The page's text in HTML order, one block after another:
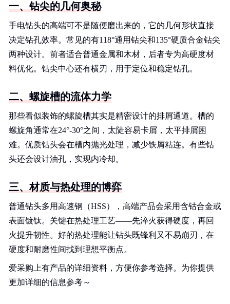
一、钻尖的几何奥秘
手电钻头的高端可不是随便磨出来的，它的几何形状直接
决定钻孔效率。常见的有118°通用钻尖和135°硬质合金钻尖
两种设计。前者适合普通金属和木材，后者专为高硬度材
料优化。钻尖中心还有横刃，用于定位和稳定钻孔。
二、螺旋槽的流体力学
那些看似装饰的螺旋槽其实是精密设计的排屑通道。槽的
螺旋角通常在24°-30°之间，太陡容易卡屑，太平排屑困
难。优质钻头会在槽内抛光处理，减少铁屑粘连。有些钻
头还会设计油孔，实现内冷却。
三、材质与热处理的博弈
普通钻头多用高速钢（HSS），高端产品会采用含钴合金或
表面镀钛。关键在热处理工艺——先淬火获得硬度，再回
火提升韧性。好的热处理能让钻头既锋利又不易崩刃，在
硬度和耐磨性间找到理想平衡点。
爱采购上有产品的详细资料，方便你参考选择。为你提供
更加详细的信息参考～